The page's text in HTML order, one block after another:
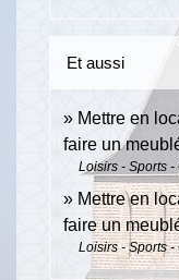
Et aussi
Mettre en
faire un
Loisirs - Sports -
Mettre en
faire un
Loisirs - Sports -